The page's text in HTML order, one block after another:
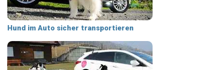
Hund im Auto sicher transportieren